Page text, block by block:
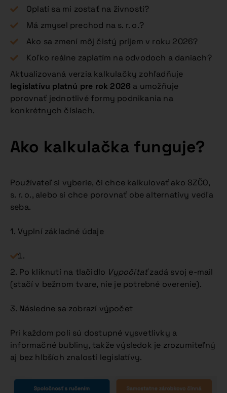
Oplatí sa mi zostať na živnosti?
Má zmysel prechod na s. r. o.?
Ako sa zmení môj čistý príjem v roku 2026?
Koľko reálne zaplatím na odvodoch a daniach?
Aktualizovaná verzia kalkulačky zohľadňuje
legislatívu platnú pre rok 2026 a umožňuje
porovnať jednotlivé formy podnikania na
konkrétnych číslach.
Ako kalkulačka funguje?
Používateľ si vyberie, či chce kalkulovať ako SZČO,
s. r. o., alebo si chce porovnať obe alternatívy vedľa
seba.
1. Vyplní základné údaje
2. Po kliknutí na tlačidlo Vypočítaťzadá svoj e-mail
(stačí v bežnom tvare, nie je potrebné overenie).
3. Následne sa zobrazí výpočet
Pri každom poli sú dostupné vysvetlivky a
informačné bubliny, takže výsledok je zrozumiteľný
aj bez hlbších znalostí legislatívy.